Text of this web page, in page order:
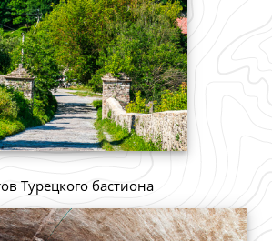
Турецкого бастиона